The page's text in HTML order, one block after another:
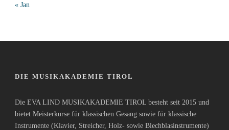
« Jan
DIE MUSIKAKADEMIE TIROL
Die EVA LIND MUSIKAKADEMIE TIROL besteht seit 2015 und
bietet Meisterkurse für klassischen Gesang sowie für klassische
Instrumente (Klavier, Streicher, Holz- sowie Blechblasinstrumente)